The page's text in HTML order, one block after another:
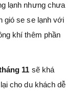
lạnh nhưng chưa
gió se se lạnh với
khí thêm phần
11 sẽ khá
cho du khách dễ